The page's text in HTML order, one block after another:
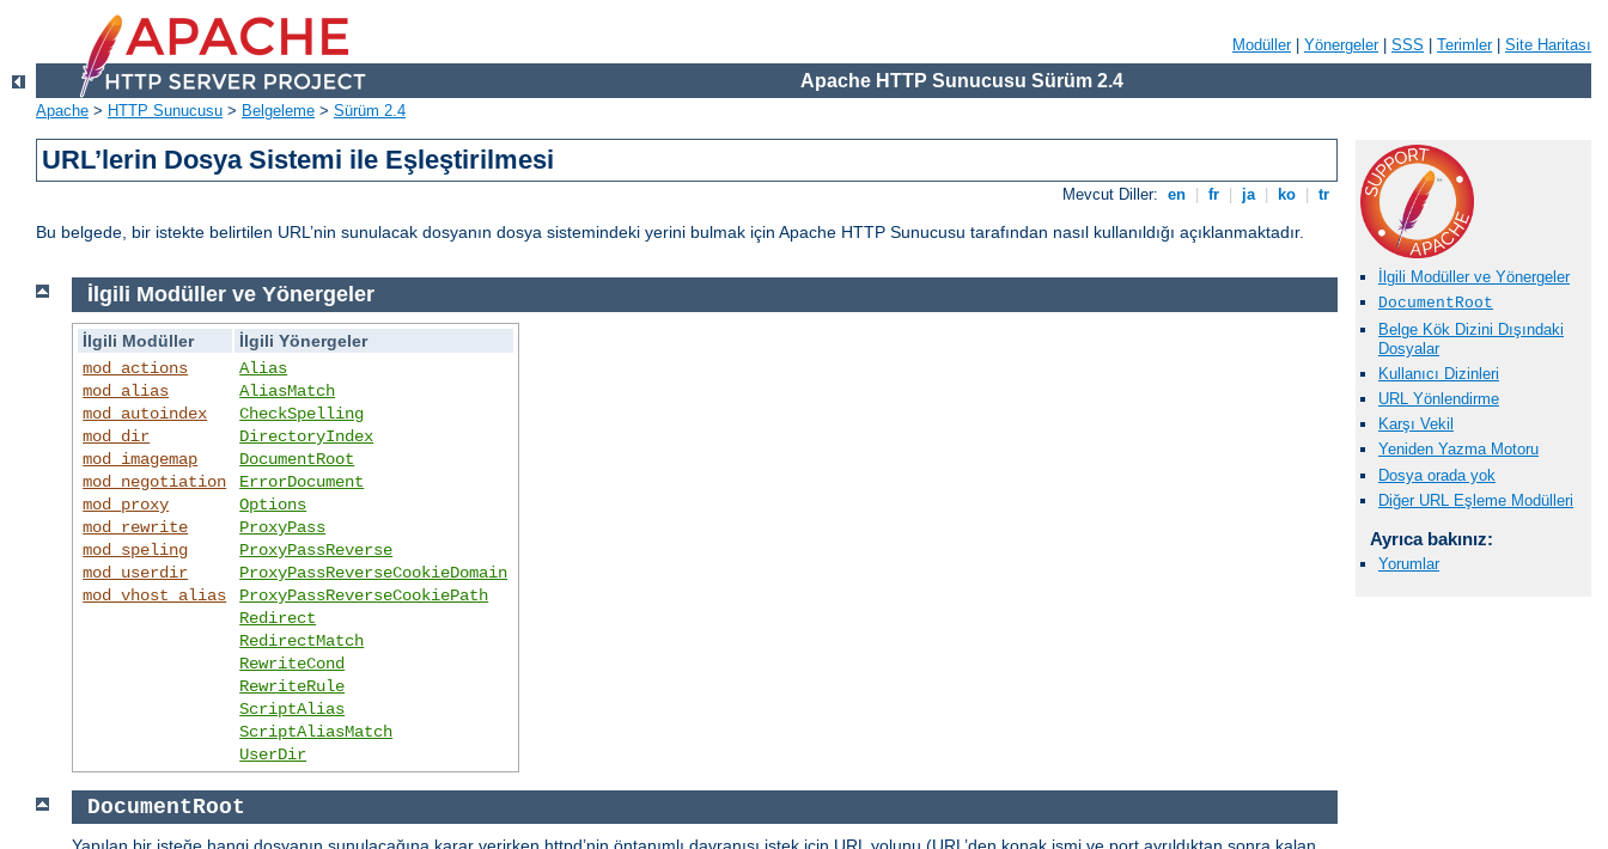
Modüller| Yönergeler| SSS Terimler| Site Haritası
Apache HTTP Sunucusu Sürüm 2.4
Apache > HTTP Sunucusu > Belgeleme > Sürüm 2.4
URL’lerin Dosya Sistemi ile Eşleştirilmesi
Mevcut Diller: en fr ja ko tr
Bu belgede, bir istekte belirtilen URL’nin sunulacak dosyanın dosya sistemindeki yerini bulmak için Apache HTTP Sunucusu tarafından nasıl kullanıldığı açıklanmaktadır.
İlgili Modüller ve Yönergeler
DocumentRoot
Belge Kök Dizini Dışındaki
Dosyalar
Kullanıcı Dizinleri
URL Yönlendirme
Karşı Vekil
Yeniden Yazma Motoru
Dosya orada yok
Diğer URL Eşleme Modülleri
Ayrıca bakınız:
Yorumlar
İlgili Modüller ve Yönergeler
İlgili Modüller
İlgili Yönergeler
mod_actions
mod_alias
mod_autoindex
mod_dir
mod_imagemap
mod_negotiation
mod_proxy
mod_rewrite
mod_speling
mod_userdir
mod_vhost_alias
Alias
AliasMatch
CheckSpelling
DirectoryIndex
DocumentRoot
ErrorDocument
Options
ProxyPass
ProxyPassReverse
ProxyPassReverseCookieDomain
ProxyPassReverseCookiePath
Redirect
RedirectMatch
RewriteCond
RewriteRule
ScriptAlias
ScriptAliasMatch
UserDir
DocumentRoot